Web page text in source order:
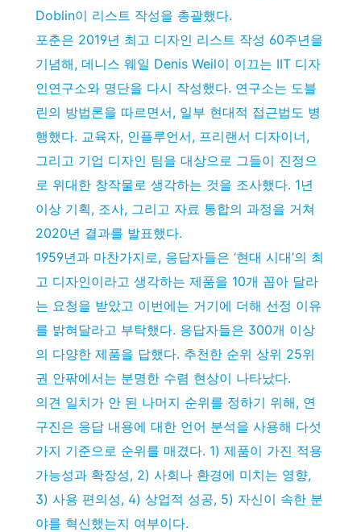
Doblin이 리스트 작성을 총괄했다.
포춘은 2019년 최고 디자인 리스트 작성 60주년을
기념해, 데니스 웨일 Denis Weil이 이끄는 IIT 디자
인연구소와 명단을 다시 작성했다. 연구소는 도블
린의 방법론을 따르면서, 일부 현대적 접근법도 병
행했다. 교육자, 인플루언서, 프리랜서 디자이너,
그리고 기업 디자인 팀을 대상으로 그들이 진정으
로 위대한 창작물로 생각하는 것을 조사했다. 1년
이상 기획, 조사, 그리고 자료 통합의 과정을 거쳐
2020년 결과를 발표했다.
1959년과 마찬가지로, 응답자들은 ‘현대 시대’의 최
고 디자인이라고 생각하는 제품을 10개 꼽아 달라
는 요청을 받았고 이번에는 거기에 더해 선정 이유
를 밝혀달라고 부탁했다. 응답자들은 300개 이상
의 다양한 제품을 답했다. 추천한 순위 상위 25위
권 안팎에서는 분명한 수렴 현상이 나타났다.
의견 일치가 안 된 나머지 순위를 정하기 위해, 연
구진은 응답 내용에 대한 언어 분석을 사용해 다섯
가지 기준으로 순위를 매겼다. 1) 제품이 가진 적용
가능성과 확장성, 2) 사회나 환경에 미치는 영향,
3) 사용 편의성, 4) 상업적 성공, 5) 자신이 속한 분
야를 혁신했는지 여부이다.